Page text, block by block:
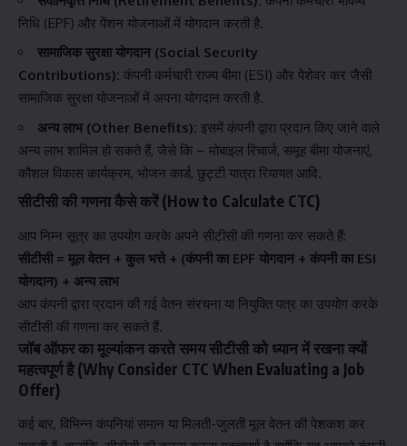
निधि (EPF) और पेंशन योजनाओं में योगदान करती है.
सामाजिक सुरक्षा योगदान (Social Security
Contributions): कंपनी कर्मचारी राज्य बीमा (ESI) और पेशेवर कर जैसी
सामाजिक सुरक्षा योजनाओं में अपना योगदान करती है.
अन्य लाभ (Other Benefits): इसमें कंपनी द्वारा प्रदान किए जाने वाले
अन्य लाभ शामिल हो सकते हैं, जैसे कि – मोबाइल रिचार्ज, समूह बीमा योजनाएं,
कौशल विकास कार्यक्रम, भोजन कार्ड, छुट्टी यात्रा रियायत आदि.
सीटीसी की गणना कैसे करें (How to Calculate CTC)
आप निम्न सूत्र का उपयोग करके अपने सीटीसी की गणना कर सकते हैं:
सीटीसी = मूल वेतन + कुल भत्ते + (कंपनी का EPF योगदान + कंपनी का ESI
योगदान) + अन्य लाभ
आप कंपनी द्वारा प्रदान की गई वेतन संरचना या नियुक्ति पत्र का उपयोग करके
सीटीसी की गणना कर सकते हैं.
जॉब ऑफर का मूल्यांकन करते समय सीटीसी को ध्यान में रखना क्यों
महत्वपूर्ण है (Why Consider CTC When Evaluating a Job
Offer)
कई बार, विभिन्न कंपनियां समान या मिलती-जुलती मूल वेतन की पेशकश कर